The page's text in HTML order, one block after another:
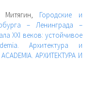
Митягин, Городские и
– Ленинграда –
XXI веков: устойчивое
Архитектура и
АРХИТЕКТУРА И